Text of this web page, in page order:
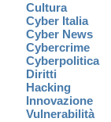
Cultura
Cyber Italia
Cyber News
Cybercrime
Cyberpolitica
Diritti
Hacking
Innovazione
Vulnerabilità